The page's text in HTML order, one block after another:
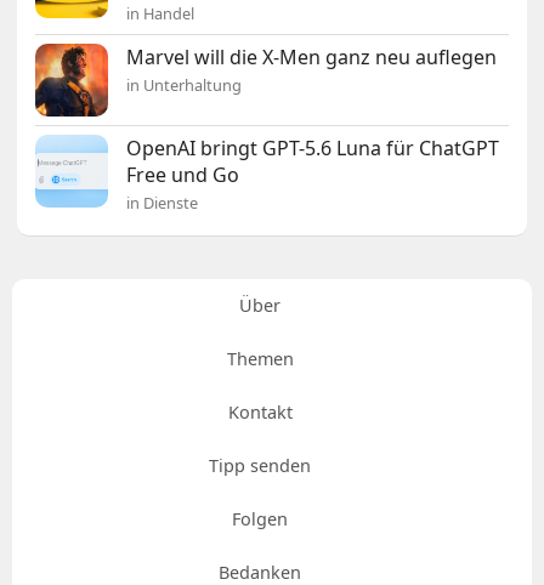
in Handel
Marvel will die X-Men ganz neu auflegen
in Unterhaltung
OpenAI bringt GPT-5.6 Luna für ChatGPT
Free und Go
in Dienste
Über
Themen
Kontakt
Tipp senden
Folgen
Bedanken